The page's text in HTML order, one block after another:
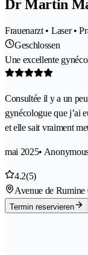
Dr Martin
Frauenarzt • Laser •
Geschlossen
Une excellente
Consultée il y a un
gynécologue que j’ai
et elle sait vraiment
mai 2025•
4.2(5)
Avenue de Rumine
Termin reservieren